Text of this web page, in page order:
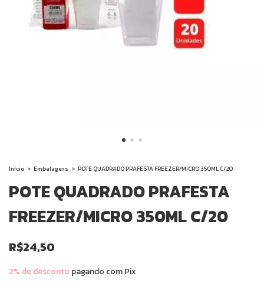
Início > Embalagens > POTE QUADRADO PRAFESTA FREEZER/MICRO 350ML C/20
POTE QUADRADO PRAFESTA
FREEZER/MICRO 350ML C/20
R$24,50
2% de desconto pagando com Pix